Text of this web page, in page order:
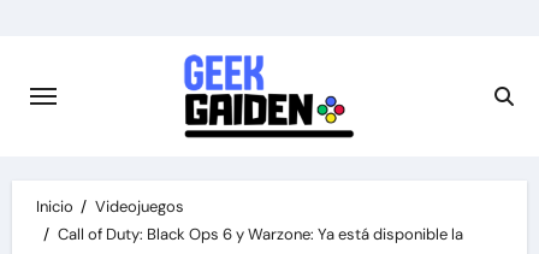
contenido
Inicio
Videojuegos
Call of Duty: Black Ops 6 y Warzone: Ya está disponible la